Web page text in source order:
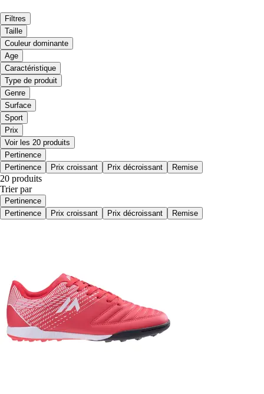
Filtres
Taille
Couleur dominante
Age
Caractéristique
Type de produit
Genre
Surface
Sport
Prix
Voir les 20 produits
Pertinence
Pertinence
Prix croissant Prix décroissant Remise
20 produits
Trier par
Pertinence
Pertinence
Prix croissant Prix décroissant Remise